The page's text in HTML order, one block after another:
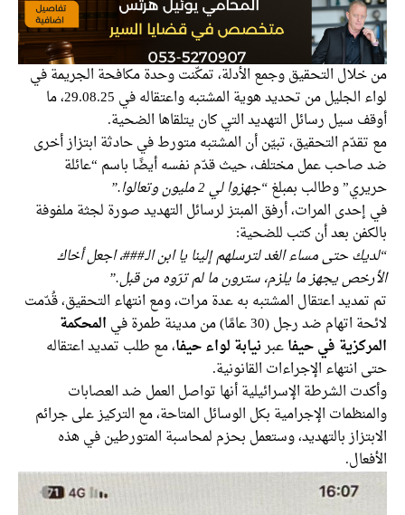
من خلال التحقيق وجمع الأدلة، تمكّنت وحدة مكافحة الجريمة في
لواء الجليل من تحديد هوية المشتبه واعتقاله في 29.08.25، ما
أوقف سيل رسائل التهديد التي كان يتلقاها الضحية.
مع تقدّم التحقيق، تبيّن أن المشتبه متورط في حادثة ابتزاز أخرى
ضد صاحب عمل مختلف، حيث قدّم نفسه أيضًا باسم “عائلة
حريري” وطالب بمبلغ“جهزوا لي 2 مليون وتعالوا.”
في إحدى المرات، أرفق المبتز لرسائل التهديد صورة لجثة ملفوفة
بالكفن بعد أن كتب للضحية:
“لديك حتى مساء الغد لترسلهم إلينا يا ابن الـ###، اجعل أخاك
الأرخص يجهز ما يلزم، سترون ما لم ترَوه من قبل.”
تم تمديد اعتقال المشتبه به عدة مرات، ومع انتهاء التحقيق، قُدّمت
لائحة اتهام ضد رجل (30 عامًا) من مدينة طمرة في
المحكمة
المركزية في حيفاعبرنيابة لواء حيفا، مع طلب تمديد اعتقاله
حتى انتهاء الإجراءات القانونية.
وأكدت الشرطة الإسرائيلية أنها تواصل العمل ضد العصابات
والمنظمات الإجرامية بكل الوسائل المتاحة، مع التركيز على جرائم
الابتزاز بالتهديد، وستعمل بحزم لمحاسبة المتورطين في هذه
الأفعال.